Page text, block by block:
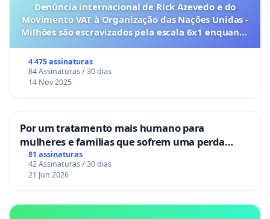
Denúncia internacional de Rick Azevedo e do
Movimento VAT à Organização das Nações Unidas -
Milhões são escravizados pela escala 6x1 enquanto
4 475 assinaturas
84 Assinaturas / 30 dias
14 Nov 2025
Por um tratamento mais humano para
mulheres e famílias que sofrem uma perda
gestacional nos hospitais portugueses
81 assinaturas
42 Assinaturas / 30 dias
21 Jun 2026